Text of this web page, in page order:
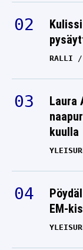
RALLI
Laura
kuulla
EM-